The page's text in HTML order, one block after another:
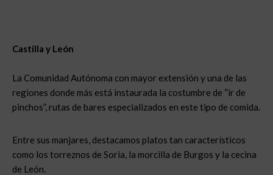
Castilla y León
La Comunidad Autónoma con mayor extensión y una de las
regiones donde más está instaurada la costumbre de “ir de
pinchos”, rutas de bares especializados en este tipo de comida.
Entre sus manjares, destacamos platos tan característicos
como los torreznos de Soria, la morcilla de Burgos y la cecina
de León.